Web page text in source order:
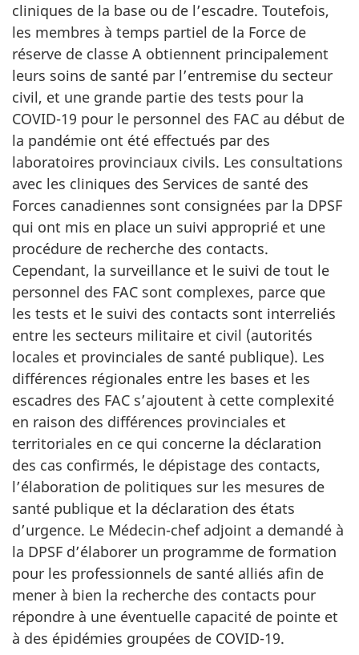
cliniques de la base ou de l’escadre. Toutefois,
les membres à temps partiel de la Force de
réserve de classe A obtiennent principalement
leurs soins de santé par l’entremise du secteur
civil, et une grande partie des tests pour la
COVID-19 pour le personnel des FAC au début de
la pandémie ont été effectués par des
laboratoires provinciaux civils. Les consultations
avec les cliniques des Services de santé des
Forces canadiennes sont consignées par la DPSF
qui ont mis en place un suivi approprié et une
procédure de recherche des contacts.
Cependant, la surveillance et le suivi de tout le
personnel des FAC sont complexes, parce que
les tests et le suivi des contacts sont interreliés
entre les secteurs militaire et civil (autorités
locales et provinciales de santé publique). Les
différences régionales entre les bases et les
escadres des FAC s’ajoutent à cette complexité
en raison des différences provinciales et
territoriales en ce qui concerne la déclaration
des cas confirmés, le dépistage des contacts,
l’élaboration de politiques sur les mesures de
santé publique et la déclaration des états
d’urgence. Le Médecin-chef adjoint a demandé à
la DPSF d’élaborer un programme de formation
pour les professionnels de santé alliés afin de
mener à bien la recherche des contacts pour
répondre à une éventuelle capacité de pointe et
à des épidémies groupées de COVID-19.